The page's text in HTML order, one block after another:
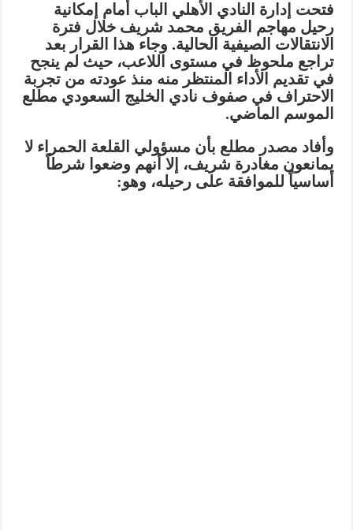
فتحت إدارة النادي الأهلي الباب أمام إمكانية
رحيل مهاجم الفريق محمد شريف خلال فترة
الانتقالات الصيفية الحالية. وجاء هذا القرار بعد
تراجع ملحوظ في مستوى اللاعب، حيث لم ينجح
في تقديم الأداء المنتظر منه منذ عودته من تجربة
الاحتراف في صفوف نادي الخليج السعودي مطلع
الموسم الماضي.
وأفاد مصدر مطلع بأن مسؤولي القلعة الحمراء لا
يمانعون مغادرة شريف، إلا أنهم وضعوا شرطاً
أساسياً للموافقة على رحيله، وهو: